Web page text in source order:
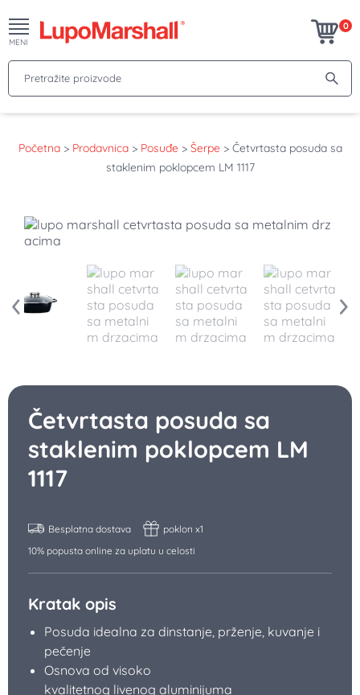
MENI
0
Pretražite proizvode
Početna > Prodavnica > Posuđe > Šerpe > Četvrtasta posuda sa
staklenim poklopcem LM 1117
Četvrtasta posuda sa
staklenim poklopcem LM
1117
Besplatna dostava
poklon x1
10% popusta online za uplatu u celosti
Kratak opis
Posuda idealna za dinstanje, prženje, kuvanje i
pečenje
Osnova od visoko
kvalitetnog livenog aluminijuma